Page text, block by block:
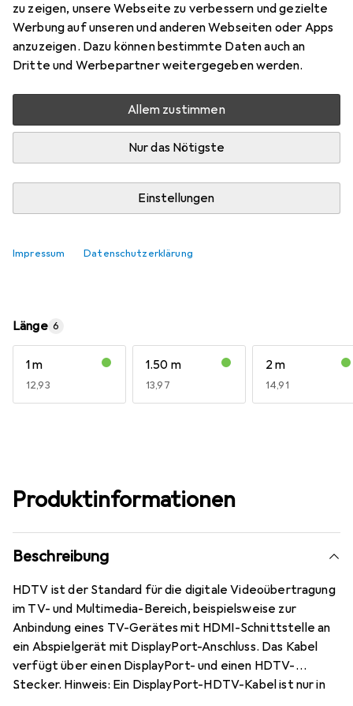
zu zeigen, unsere Webseite zu verbessern und gezielte
Werbung auf unseren und anderen Webseiten oder Apps
anzuzeigen. Dazu können bestimmte Daten auch an
Dritte und Werbepartner weitergegeben werden.
Allem zustimmen
Nur das Nötigste
Einstellungen
Impressum Datenschutzerklärung
829
Bewertungen Marke
Mehr von Value
Zwischen Fr, 7.8. und Mo, 10.8. geliefert
Mehr als 10 Stück an Lager beim Lieferanten
Lieferort angeben für genaue Lieferzeit
In den Warenkorb
Länge 6
1 m
EUR
12,93
1.50 m
EUR
13,97
2 m
EUR
14,91
Produktinformationen
Beschreibung
HDTV ist der Standard für die digitale Videoübertragung
im TV- und Multimedia-Bereich, beispielsweise zur
Anbindung eines TV-Gerätes mit HDMI-Schnittstelle an
ein Abspielgerät mit DisplayPort-Anschluss. Das Kabel
verfügt über einen DisplayPort- und einen HDTV-
Stecker. Hinweis: Ein DisplayPort-HDTV-Kabel ist nur in